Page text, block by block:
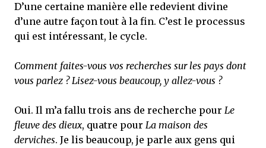
D’une certaine manière elle redevient divine
d’une autre façon tout à la fin. C’est le processus
qui est intéressant, le cycle.
Comment faites-vous vos recherches sur les pays dont
vous parlez ? Lisez-vous beaucoup, y allez-vous ?
Oui. Il m’a fallu trois ans de recherche pour Le
fleuve des dieux, quatre pour La maison des
derviches. Je lis beaucoup, je parle aux gens qui